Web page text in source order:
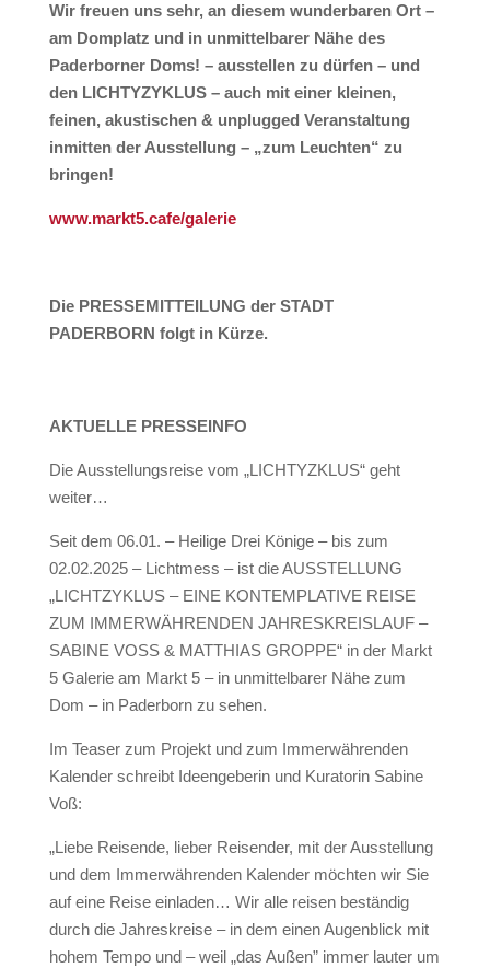
Wir freuen uns sehr, an diesem wunderbaren Ort –
am Domplatz und in unmittelbarer Nähe des
Paderborner Doms! – ausstellen zu dürfen – und
den LICHTYZYKLUS – auch mit einer kleinen,
feinen, akustischen & unplugged Veranstaltung
inmitten der Ausstellung – „zum Leuchten“ zu
bringen!
www.markt5.cafe/galerie
Die PRESSEMITTEILUNG der STADT
PADERBORN folgt in Kürze.
AKTUELLE PRESSEINFO
Die Ausstellungsreise vom „LICHTYZKLUS“ geht
weiter…
Seit dem 06.01. – Heilige Drei Könige – bis zum
02.02.2025 – Lichtmess – ist die AUSSTELLUNG
„LICHTZYKLUS – EINE KONTEMPLATIVE REISE
ZUM IMMERWÄHRENDEN JAHRESKREISLAUF –
SABINE VOSS & MATTHIAS GROPPE“ in der Markt
5 Galerie am Markt 5 – in unmittelbarer Nähe zum
Dom – in Paderborn zu sehen.
Im Teaser zum Projekt und zum Immerwährenden
Kalender schreibt Ideengeberin und Kuratorin Sabine
Voß:
„Liebe Reisende, lieber Reisender, mit der Ausstellung
und dem Immerwährenden Kalender möchten wir Sie
auf eine Reise einladen… Wir alle reisen beständig
durch die Jahreskreise – in dem einen Augenblick mit
hohem Tempo und – weil „das Außen” immer lauter um